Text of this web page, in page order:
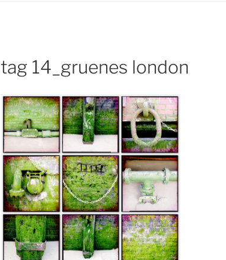
tag 14_gruenes london